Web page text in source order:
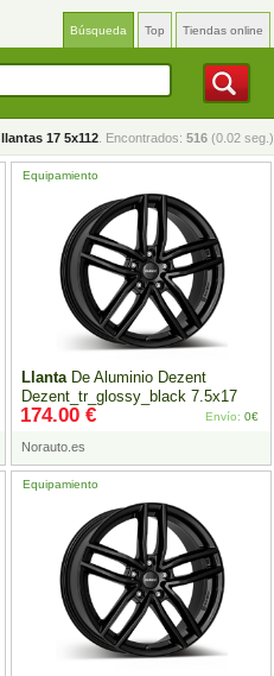
Búsqueda Top Tiendas online
llantas 17 5x112 . Encontrados: 516 (0.02 seg.)
LlantaDe Aluminio Dezent
Dezent_tr_glossy_black 7.5x17
5x112Et35 Brillo Negro
Equipamiento
Norauto.es
174.00 € Envío: 0€
Equipamiento